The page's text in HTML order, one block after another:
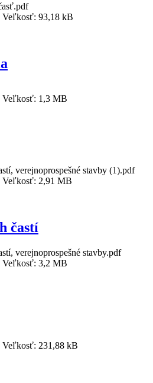
Veľkosť: 93,18 kB
Veľkosť: 1,3 MB
verejnoprospešné stavby (1).pdf
Veľkosť: 2,91 MB
častí
verejnoprospešné stavby.pdf
Veľkosť: 3,2 MB
Veľkosť: 231,88 kB